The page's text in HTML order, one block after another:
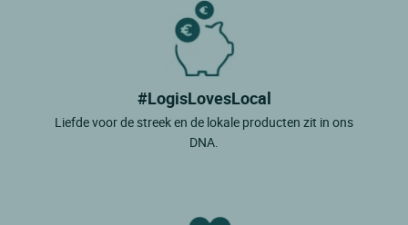
#LogisLovesLocal
Liefde voor de streek en de lokale producten zit in ons
DNA.